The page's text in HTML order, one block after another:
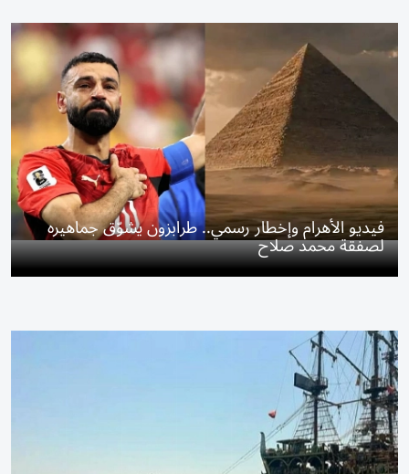
فيديو الأهرام وإخطار رسمي.. طرابزون يشوّق جماهيره
لصفقة محمد صلاح